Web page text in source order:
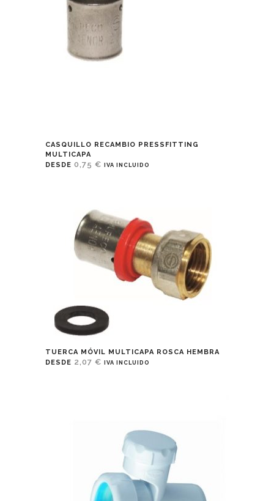
CASQUILLO RECAMBIO PRESSFITTING
MULTICAPA
DESDE 0,75 € IVA INCLUIDO
TUERCA MÓVIL MULTICAPA ROSCA HEMBRA
DESDE 2,07 € IVA INCLUIDO